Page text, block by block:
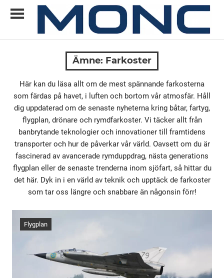
Allt
om
ny
teknik
Ämne: Farkoster
Här kan du läsa allt om de mest spännande farkosterna
som färdas på havet, i luften och bortom vår atmosfär. Håll
dig uppdaterad om de senaste nyheterna kring båtar, fartyg,
flygplan, drönare och rymdfarkoster. Vi täcker allt från
banbrytande teknologier och innovationer till framtidens
transporter och hur de påverkar vår värld. Oavsett om du är
fascinerad av avancerade rymduppdrag, nästa generations
flygplan eller de senaste trenderna inom sjöfart, så hittar du
det här. Dyk in i en värld av teknik och upptäck de farkoster
som tar oss längre och snabbare än någonsin förr!
Flygplan